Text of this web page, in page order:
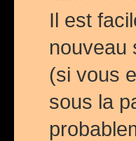
Il est
nouveau
(si vous
sous la